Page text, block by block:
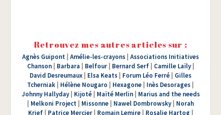
Retrouvez mes autres articles sur :
Agnès Guipont Amélie-les-crayons Associations Initiatives
Chanson| Barbara Belfour| Bernard Serf| Camille Laïly|
David Desreumaux
Elsa Keats Forum Léo Ferré
Gilles
Tcherniak
Hélène Nougaro Hexagone Inès Desorages
Johnny Hallyday| Kijoté| Maïté Merlin| Marius and the needs
Melkoni Project Missonne Nawel Dombrowsky| Norah
Krief| Patrice Mercier| Romain Lemire| Rosalie Hartog